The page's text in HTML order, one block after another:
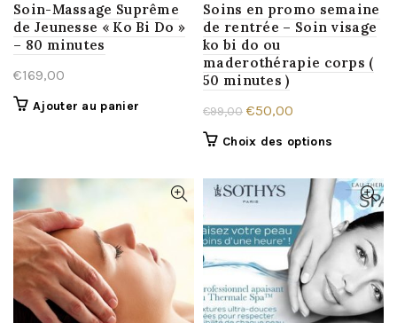
Soin-Massage Suprême
de Jeunesse « Ko Bi Do »
– 80 minutes
€169,00
Ajouter au panier
Soins en promo semaine
de rentrée – Soin visage
ko bi do ou
maderothérapie corps (
50 minutes )
€99,00 Le
était :
€99,00.
€50,00
actuel
est :
€50,00.
Choix des options
a
plusieurs
variations.
Les
options
peuvent
être